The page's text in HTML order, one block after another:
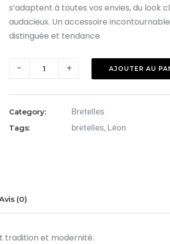
s’adaptent à toutes vos envies, du look
audacieux. Un accessoire
distinguée et tendance.
-
quantité
Bretelles
larges
+ AJOUTER AU
Category: Bretelles
Tags: bretelles, Léon
(0)
tradition et modernité.